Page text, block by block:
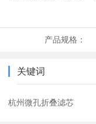
产品规格：
关键词
杭州微孔折叠滤芯